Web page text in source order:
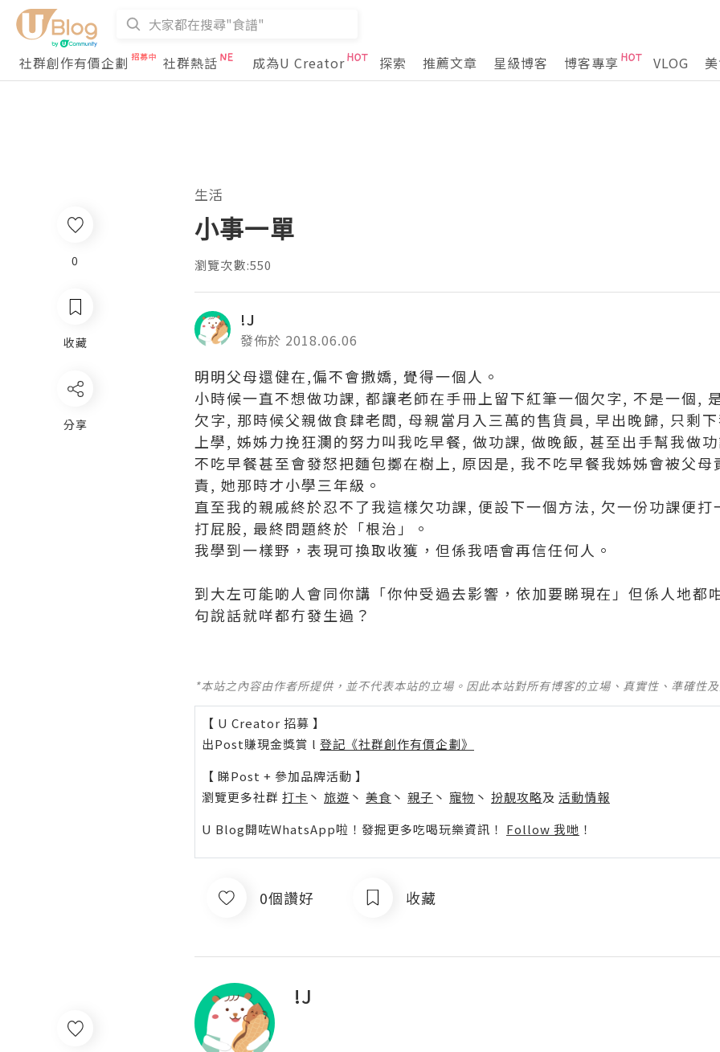
社群創作有價企劃 社群熱話 成為U Creator 探索 推薦文章 星級博客 博客專享 VLOG
生活
小事一單
瀏覽次數:550
!J
發佈於 2018.06.06
明明父母還健在,偏不會撒嬌, 覺得一個人。
小時候一直不想做功課, 都讓老師在手冊上留下紅筆一個欠字, 不是一個,
欠字, 那時候父親做食肆老闆, 母親當月入三萬的售貨員, 早出晚歸, 只剩
上學, 姊姊力挽狂瀾的努力叫我吃早餐, 做功課, 做晚飯, 甚至出手幫我做
不吃早餐甚至會發怒把麵包擲在樹上, 原因是, 我不吃早餐我姊姊會被父
責, 她那時才小學三年級。
直至我的親戚終於忍不了我這樣欠功課, 便設下一個方法, 欠一份功課便
打屁股, 最終問題終於「根治」。
我學到一樣野，表現可換取收獲，但係我唔會再信任何人。
到大左可能啲人會同你講「你仲受過去影響，依加要睇現在」但係人地都
句說話就咩都冇發生過？
*本站之內容由作者所提供，並不代表本站的立場。因此本站對所有博客的立場、真實性、準確性
【 U Creator 招募 】
出Post賺現金獎賞 l 登記《社群創作有價企劃》
【 睇Post + 參加品牌活動 】
瀏覽更多社群 打卡 丶 旅遊 丶 美食 丶 親子 丶 寵物 丶 扮靚攻略及 活動情報
U Blog開咗WhatsApp啦！發掘更多吃喝玩樂資訊！ Follow 我哋 ！
0個讚好 收藏
!J
0
收藏
分享